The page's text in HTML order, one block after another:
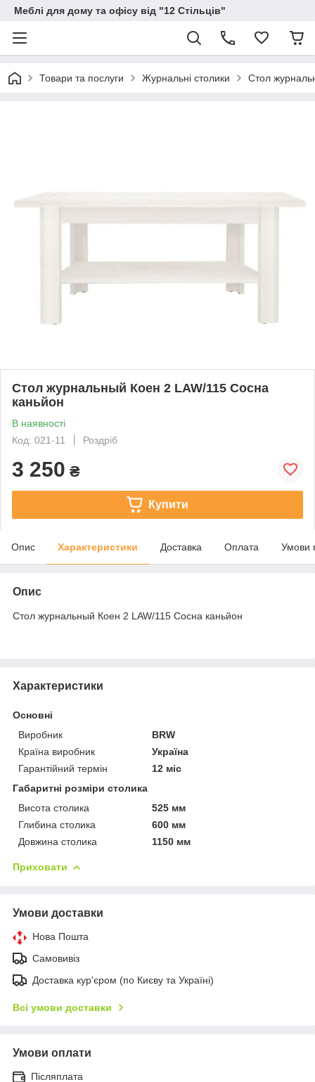
Меблі для дому та офісу від "12 Стільців"
Товари та послуги Журнальні столики Стол
Стол журнальный Коен 2 LAW/115 Сосна
каньйон
В наявності
Код: 021-11
Роздріб
3 250 ₴
Купити
Опис Характеристики Доставка Оплата Умови
Опис
Стол журнальный Коен 2 LAW/115 Сосна каньйон
Характеристики
Основні
Виробник
BRW
Країна виробник
Україна
Гарантійний термін
12 міс
Габаритні розміри столика
Висота столика
525 мм
Глибина столика
600 мм
Довжина столика
1150 мм
Приховати
Умови доставки
Нова Пошта
Самовивіз
Доставка кур'єром (по Києву та Україні)
Всі умови доставки
Умови оплати
Післяплата